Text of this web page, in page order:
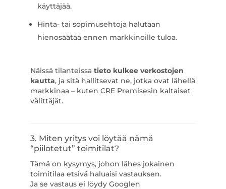
käyttäjää.
Hinta- tai sopimusehtoja halutaan
hienosäätää ennen markkinoille tuloa.
Näissä tilanteissa tieto kulkee verkostojen
kautta, ja sitä hallitsevat ne, jotka ovat lähellä
markkinaa – kuten CRE Premisesin kaltaiset
välittäjät.
3. Miten yritys voi löytää nämä
“piilotetut” toimitilat?
Tämä on kysymys, johon lähes jokainen
toimitilaa etsivä haluaisi vastauksen.
Ja se vastaus ei löydy Googlen